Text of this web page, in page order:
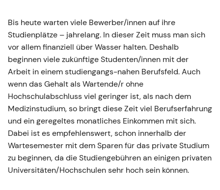
Bis heute warten viele Bewerber/innen auf ihre
Studienplätze – jahrelang. In dieser Zeit muss man sich
vor allem finanziell über Wasser halten. Deshalb
beginnen viele zukünftige Studenten/innen mit der
Arbeit in einem studiengangs-nahen Berufsfeld. Auch
wenn das Gehalt als Wartende/r ohne
Hochschulabschluss viel geringer ist, als nach dem
Medizinstudium, so bringt diese Zeit viel Berufserfahrung
und ein geregeltes monatliches Einkommen mit sich.
Dabei ist es empfehlenswert, schon innerhalb der
Wartesemester mit dem Sparen für das private Studium
zu beginnen, da die Studiengebühren an einigen privaten
Universitäten/Hochschulen sehr hoch sein können.